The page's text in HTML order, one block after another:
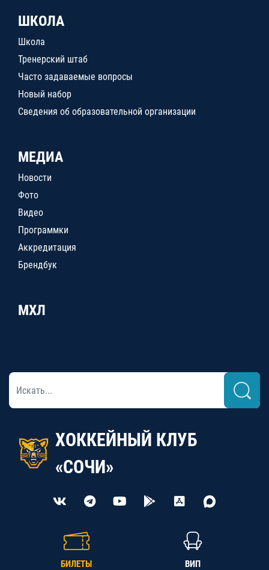
ШКОЛА
Школа
Тренерский штаб
Часто задаваемые вопросы
Новый набор
Сведения об образовательной организации
МЕДИА
Новости
Фото
Видео
Программки
Аккредитация
Брендбук
МХЛ
ХОККЕЙНЫЙ КЛУБ
«СОЧИ»
БИЛЕТЫ ВИП